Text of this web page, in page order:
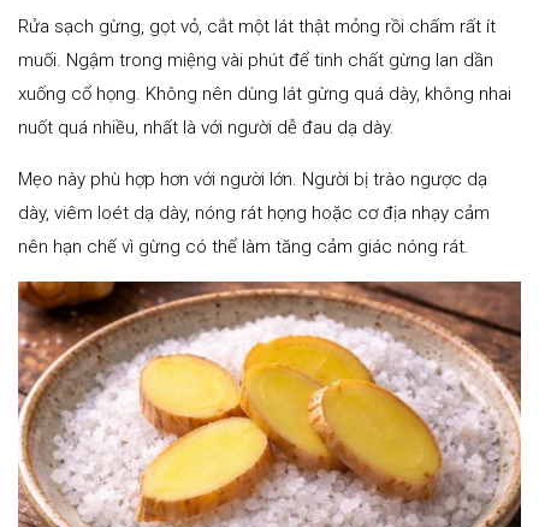
Rửa sạch gừng, gọt vỏ, cắt một lát thật mỏng rồi chấm rất ít
muối. Ngậm trong miệng vài phút để tinh chất gừng lan dần
xuống cổ họng. Không nên dùng lát gừng quá dày, không nhai
nuốt quá nhiều, nhất là với người dễ đau dạ dày.
Mẹo này phù hợp hơn với người lớn. Người bị trào ngược dạ
dày, viêm loét dạ dày, nóng rát họng hoặc cơ địa nhạy cảm
nên hạn chế vì gừng có thể làm tăng cảm giác nóng rát.